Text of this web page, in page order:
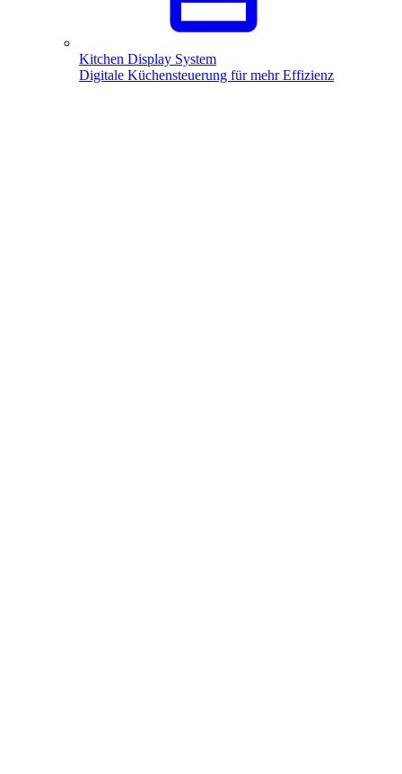
Kitchen Display System
Digitale Küchensteuerung für mehr Effizienz